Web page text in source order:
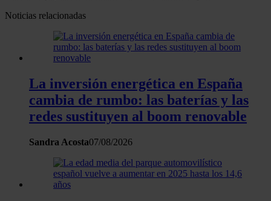
partir del uso que haya hecho de sus servicios.
Noticias relacionadas
La inversión energética en España
cambia de rumbo: las baterías y las
redes sustituyen al boom renovable
Sandra Acosta07/08/2026